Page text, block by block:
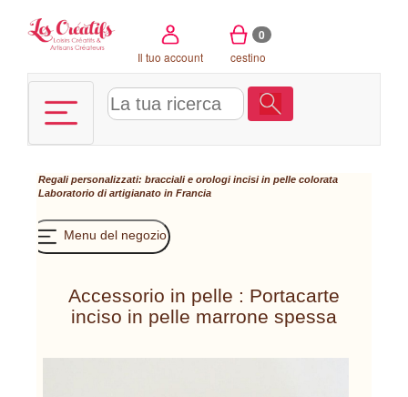
Il tuo account
0
cestino
Regali personalizzati: bracciali e orologi incisi in pelle colorata
Laboratorio di artigianato in Francia
Menu del negozio
Accessorio in pelle : Portacarte
inciso in pelle marrone spessa